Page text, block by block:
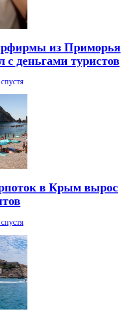
из Приморья
с деньгами туристов
в Крым вырос